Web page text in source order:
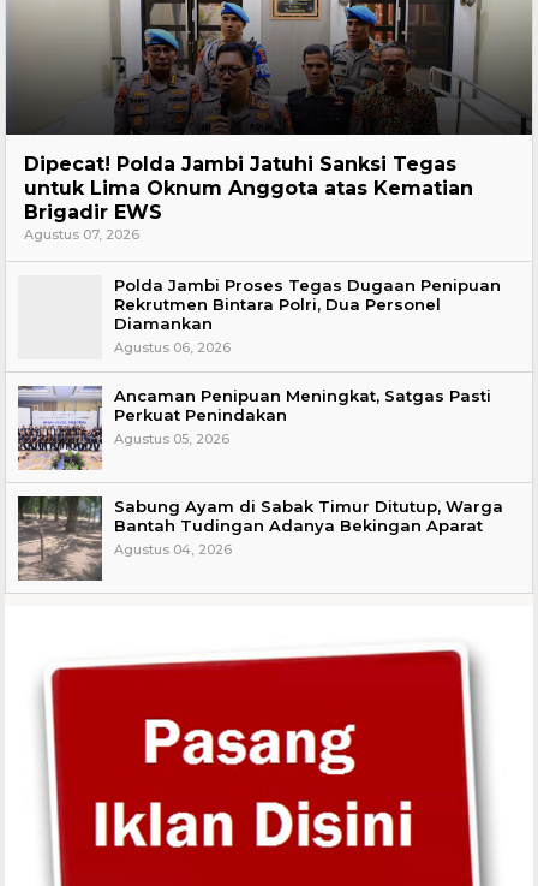
Dipecat! Polda Jambi Jatuhi Sanksi Tegas
untuk Lima Oknum Anggota atas Kematian
Brigadir EWS
Agustus 07, 2026
Polda Jambi Proses Tegas Dugaan Penipuan
Rekrutmen Bintara Polri, Dua Personel
Diamankan
Agustus 06, 2026
Ancaman Penipuan Meningkat, Satgas Pasti
Perkuat Penindakan
Agustus 05, 2026
Sabung Ayam di Sabak Timur Ditutup, Warga
Bantah Tudingan Adanya Bekingan Aparat
Agustus 04, 2026